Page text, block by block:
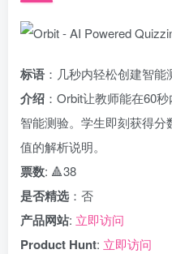
标语 ：几秒内轻松创建智能
介绍 ：Orbit让教师能在60
智能测验。学生即刻获得
值的解析说明。
票数: 🔺38
是否精选 ：否
产品网站: 立即访问
Product Hunt: 立即访问